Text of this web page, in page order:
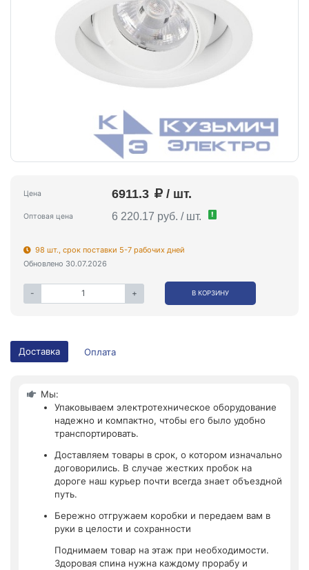
Цена 6911.3 / шт.
Оптовая цена 6 220.17 руб. / шт. !
98 шт., срок поставки 5-7 рабочих дней
Обновлено 30.07.2026
- + В КОРЗИНУ
Доставка Оплата
Мы:
Упаковываем электротехническое оборудование
надежно и компактно, чтобы его было удобно
транспортировать.
Доставляем товары в срок, о котором изначально
договорились. В случае жестких пробок на
дороге наш курьер почти всегда знает объездной
путь.
Бережно отгружаем коробки и передаем вам в
руки в целости и сохранности
Поднимаем товар на этаж при необходимости.
Здоровая спина нужна каждому прорабу и